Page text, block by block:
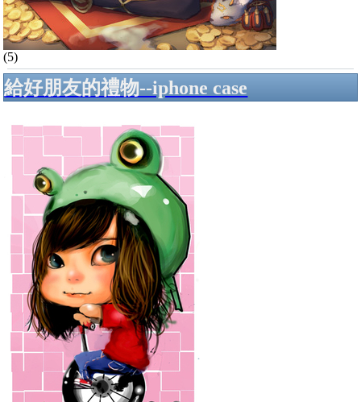
(5)
給好朋友的禮物--iphone case